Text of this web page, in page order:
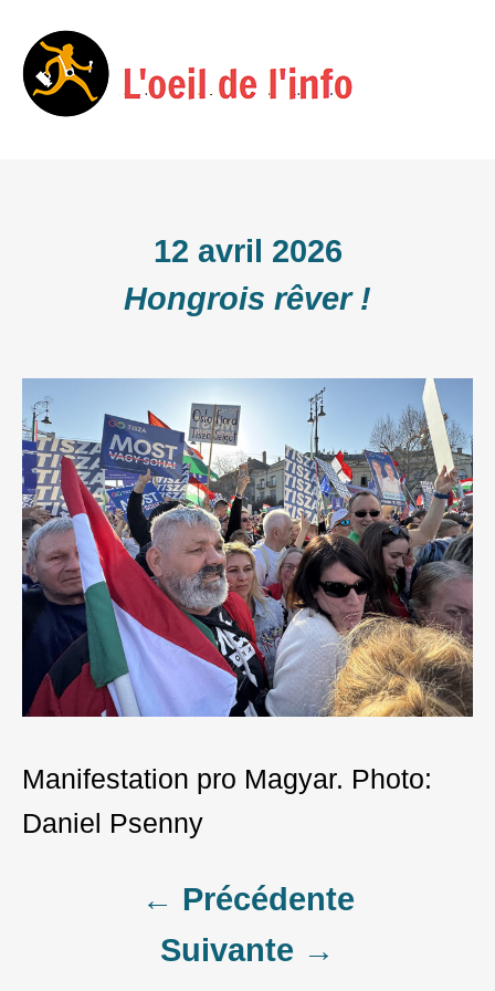
Skip
to
12 avril 2026
Hongrois rêver !
Manifestation pro Magyar. Photo:
Daniel Psenny
navigation
← Précédente
Suivante →